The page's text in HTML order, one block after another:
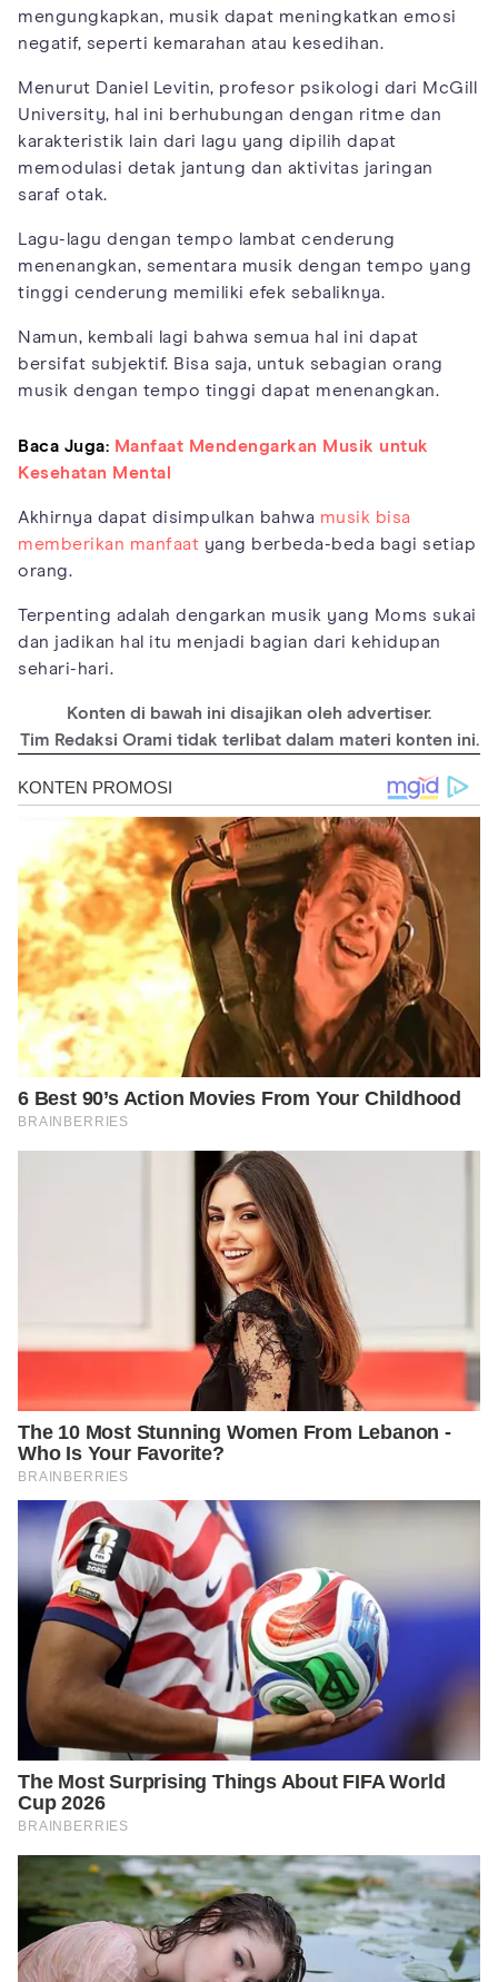
mengungkapkan, musik dapat meningkatkan emosi
negatif, seperti kemarahan atau kesedihan.
Menurut Daniel Levitin, profesor psikologi dari McGill
University, hal ini berhubungan dengan ritme dan
karakteristik lain dari lagu yang dipilih dapat
memodulasi detak jantung dan aktivitas jaringan
saraf otak.
Lagu-lagu dengan tempo lambat cenderung
menenangkan, sementara musik dengan tempo yang
tinggi cenderung memiliki efek sebaliknya.
Namun, kembali lagi bahwa semua hal ini dapat
bersifat subjektif. Bisa saja, untuk sebagian orang
musik dengan tempo tinggi dapat menenangkan.
Baca Juga: Manfaat Mendengarkan Musik untuk
Kesehatan Mental
Akhirnya dapat disimpulkan bahwa musik bisa
memberikan manfaat yang berbeda-beda bagi setiap
orang.
Terpenting adalah dengarkan musik yang Moms sukai
dan jadikan hal itu menjadi bagian dari kehidupan
sehari-hari.
Konten di bawah ini disajikan oleh advertiser.
Tim Redaksi Orami tidak terlibat dalam materi konten ini.